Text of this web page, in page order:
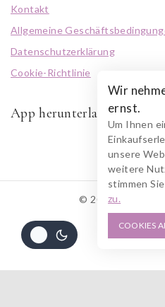
Kontakt
Allgemeine
Datenschutzerklärung
Cookie-Richtlinie
App herunterladen
© 2026
Wir
ernst.
Um Ihnen
unsere
weitere
stimmen
zu.
COOKIES